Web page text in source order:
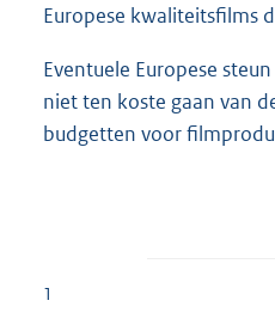
Europese kwaliteitsfilms
Eventuele Europese
niet ten koste gaan van
budgetten voor
1